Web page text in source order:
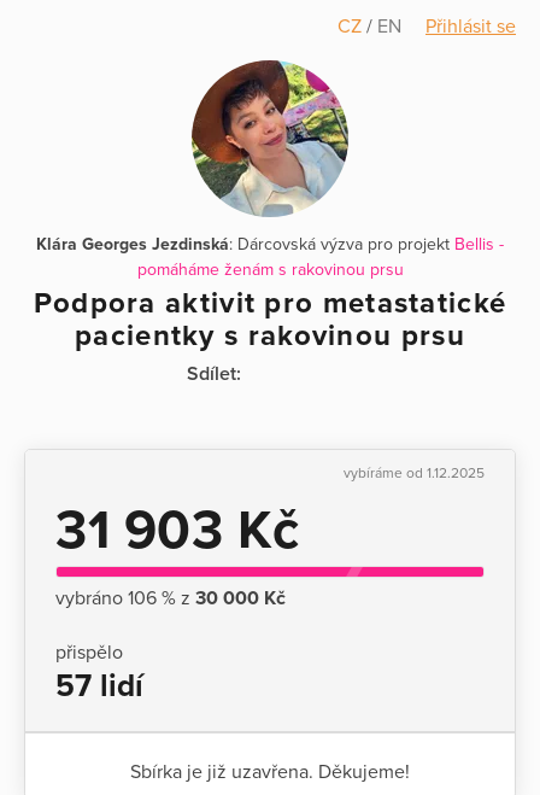
CZ / EN Přihlásit se
Klára Georges Jezdinská: Dárcovská výzva pro projekt Bellis -
pomáháme ženám s rakovinou prsu
Podpora aktivit pro metastatické
pacientky s rakovinou prsu
Sdílet:
vybíráme od 1.12.2025
31 903 Kč
vybráno 106 % z 30 000 Kč
přispělo
57 lidí
Sbírka je již uzavřena. Děkujeme!